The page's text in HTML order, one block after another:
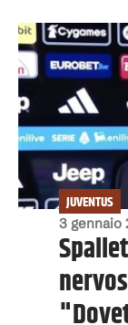
3 gennaio
JUVENTUS